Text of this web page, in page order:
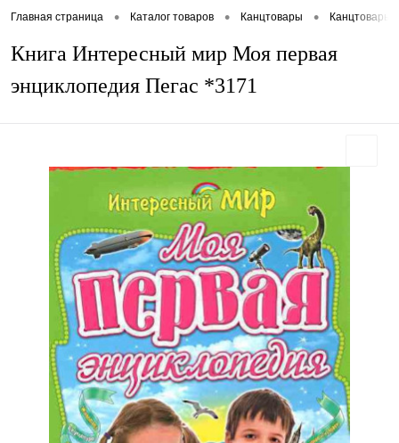
Главная страница • Каталог товаров • Канцтовары • Канцтовары
Книга Интересный мир Моя первая
энциклопедия Пегас *3171